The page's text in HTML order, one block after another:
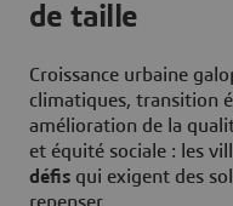
de taille
Croissance urbaine
climatiques, transition
amélioration de la
et équité sociale : les
défis qui exigent des
repenser.